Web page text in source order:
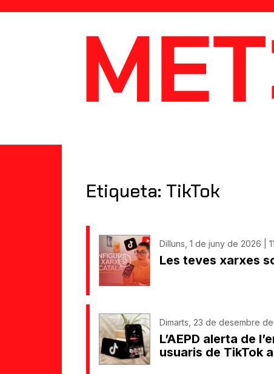
MetaData
Etiqueta: TikTok
Dilluns, 1 de juny de 2026 |
Les teves xarxes
Dimarts, 23 de desembre
L’AEPD alerta de
usuaris de TikTok